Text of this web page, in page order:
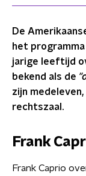
De
het
jarige leeftijd
bekend als de
zijn
rechtszaal.
Frank
Frank Caprio